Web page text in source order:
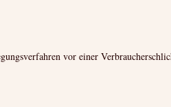
vor einer